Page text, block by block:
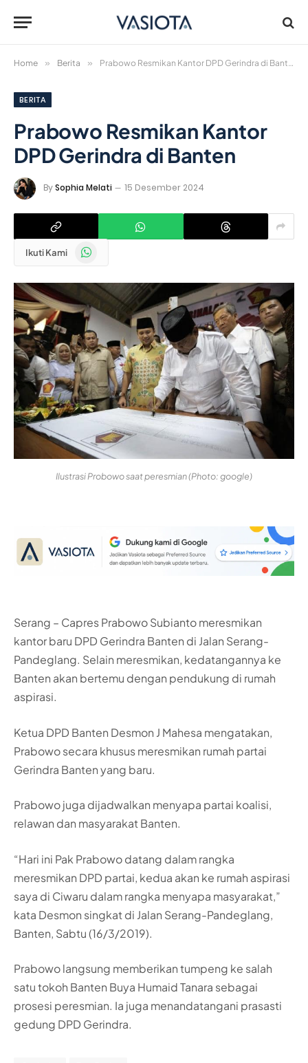
Home » Berita » Prabowo Resmikan Kantor DPD Gerindra di Banten
BERITA
Prabowo Resmikan Kantor
DPD Gerindra di Banten
BySophia Melati 15 Desember 2024
Ikuti Kami WhatsApp
Ilustrasi Probowo saat peresmian (Photo: google)
Serang – Capres Prabowo Subianto meresmikan
kantor baru DPD Gerindra Banten di Jalan Serang-
Pandeglang. Selain meresmikan, kedatangannya ke
Banten akan bertemu dengan pendukung di rumah
aspirasi.
Ketua DPD Banten Desmon J Mahesa mengatakan,
Prabowo secara khusus meresmikan rumah partai
Gerindra Banten yang baru.
Prabowo juga dijadwalkan menyapa partai koalisi,
relawan dan masyarakat Banten.
“Hari ini Pak Prabowo datang dalam rangka
meresmikan DPD partai, kedua akan ke rumah aspirasi
saya di Ciwaru dalam rangka menyapa masyarakat,”
kata Desmon singkat di Jalan Serang-Pandeglang,
Banten, Sabtu (16/3/2019).
Prabowo langsung memberikan tumpeng ke salah
satu tokoh Banten Buya Humaid Tanara sebagai
prosesi peresmian. Ia juga menandatangani prasasti
gedung DPD Gerindra.